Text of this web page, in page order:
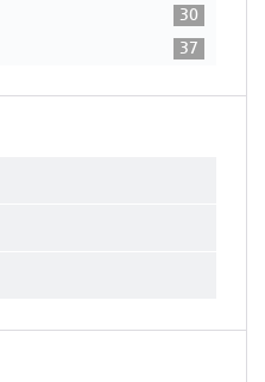
30
37